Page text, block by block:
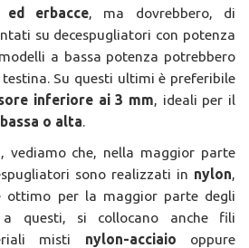
ed erbacce, ma dovrebbero, di
su decespugliatori con potenza
a bassa potenza potrebbero
Su questi ultimi è preferibile
inferiore ai 3 mm, ideali per il
o alta.
vediamo che, nella maggior parte
sono realizzati in nylon,
ottimo per la maggior parte degli
questi, si collocano anche fili
misti nylon-acciaio oppure